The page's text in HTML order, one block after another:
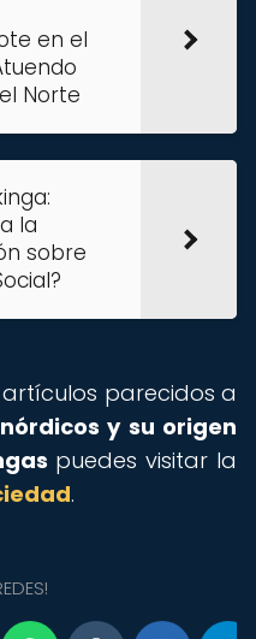
en el
Norte
la
sobre
parecidos a
y su origen
puedes visitar la
.